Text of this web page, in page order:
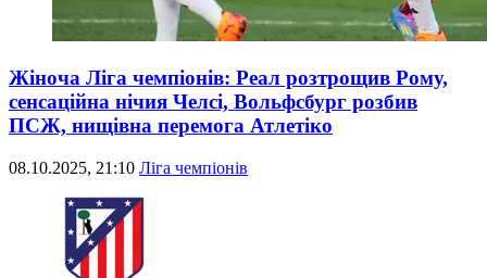
Жіноча Ліга чемпіонів: Реал розтрощив Рому,
сенсаційна нічия Челсі, Вольфсбург розбив
ПСЖ, нищівна перемога Атлетіко
08.10.2025, 21:10 Ліга чемпіонів